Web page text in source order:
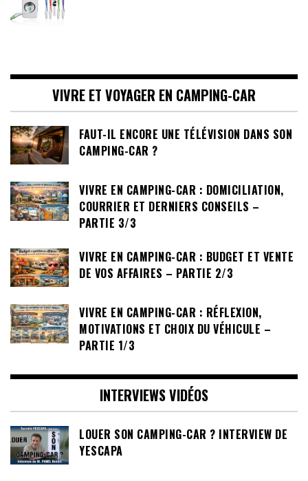
VIVRE ET VOYAGER EN CAMPING-CAR
FAUT-IL ENCORE UNE TÉLÉVISION DANS SON
CAMPING-CAR ?
VIVRE EN CAMPING-CAR : DOMICILIATION,
COURRIER ET DERNIERS CONSEILS –
PARTIE 3/3
VIVRE EN CAMPING-CAR : BUDGET ET VENTE
DE VOS AFFAIRES – PARTIE 2/3
VIVRE EN CAMPING-CAR : RÉFLEXION,
MOTIVATIONS ET CHOIX DU VÉHICULE –
PARTIE 1/3
INTERVIEWS VIDÉOS
LOUER SON CAMPING-CAR ? INTERVIEW DE
YESCAPA